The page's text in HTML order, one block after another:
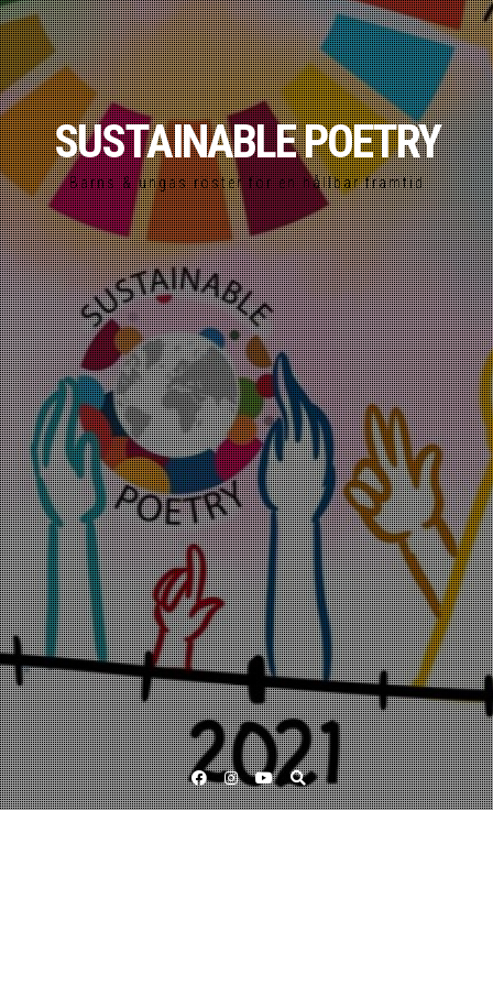
FacebookInstagramYouTube
SUSTAINABLE POETRY
Barns & ungas röster för en hållbar framtid